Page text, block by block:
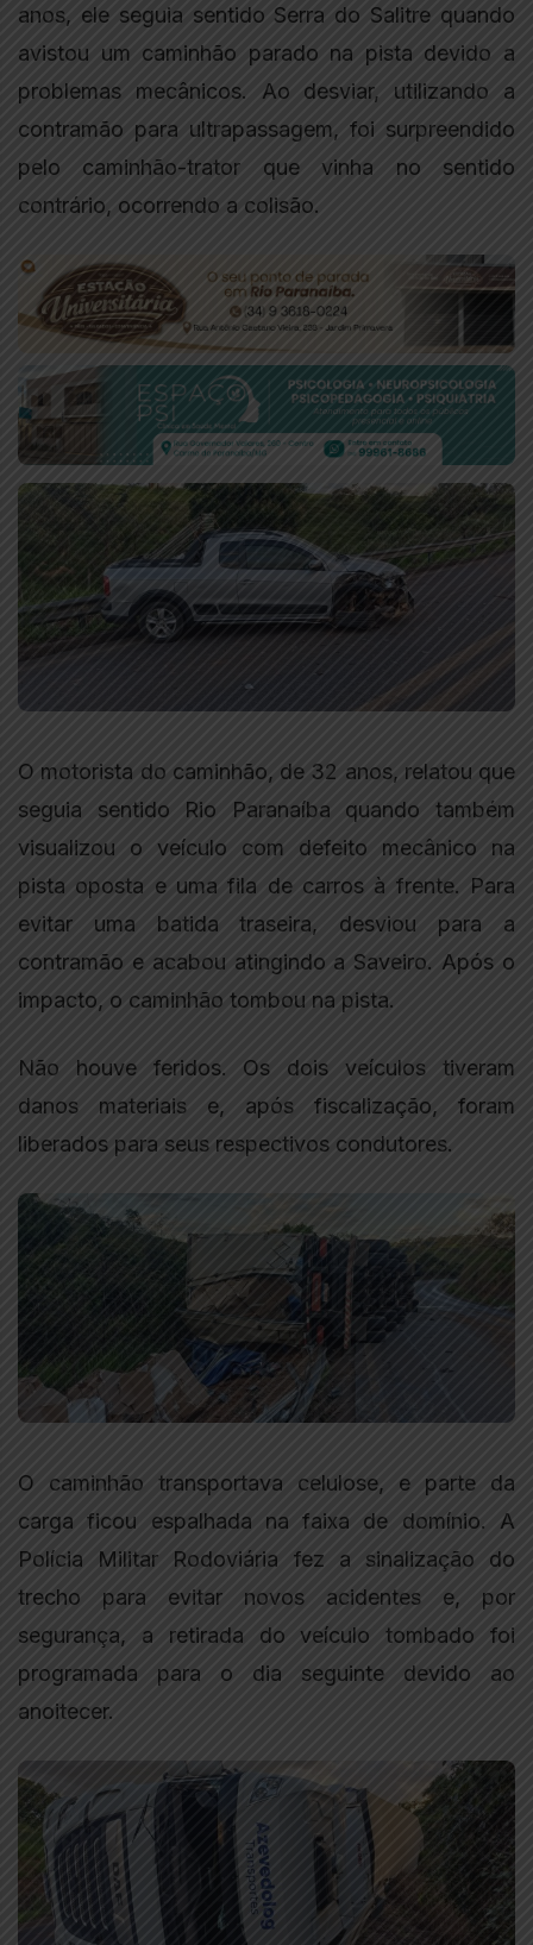
anos, ele seguia sentido Serra do Salitre quando
avistou um caminhão parado na pista devido a
problemas mecânicos. Ao desviar, utilizando a
contramão para ultrapassagem, foi surpreendido
pelo caminhão-trator que vinha no sentido
contrário, ocorrendo a colisão.
O motorista do caminhão, de 32 anos, relatou que
seguia sentido Rio Paranaíba quando também
visualizou o veículo com defeito mecânico na
pista oposta e uma fila de carros à frente. Para
evitar uma batida traseira, desviou para a
contramão e acabou atingindo a Saveiro. Após o
impacto, o caminhão tombou na pista.
Não houve feridos. Os dois veículos tiveram
danos materiais e, após fiscalização, foram
liberados para seus respectivos condutores.
O caminhão transportava celulose, e parte da
carga ficou espalhada na faixa de domínio. A
Polícia Militar Rodoviária fez a sinalização do
trecho para evitar novos acidentes e, por
segurança, a retirada do veículo tombado foi
programada para o dia seguinte devido ao
anoitecer.